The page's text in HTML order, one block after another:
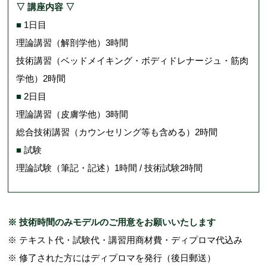
▽ 講座内容 ▽
■ 1日目
理論講習（解剖学他）3時間
技術講習（ベッドメイキング・ボディドレナージュ・筋肉
学他）2時間
■ 2日目
理論講習（皮膚学他）3時間
総合技術講習（カウンセリング等も含める）2時間
■ 試験
理論試験（筆記・記述）1時間 / 技術試験2時間
※ 技術時間のみモデルのご用意をお願いいたします
※ テキスト代・試験代・講習用商材費・ディプロマ代込み
※ 修了された方にはディプロマを発行（後日郵送）